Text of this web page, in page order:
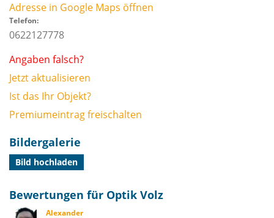
Adresse in Google Maps öffnen
Telefon:
0622127778
Angaben falsch?
Jetzt aktualisieren
Ist das Ihr Objekt?
Premiumeintrag freischalten
Bildergalerie
Bild hochladen
Bewertungen für Optik Volz
Alexander